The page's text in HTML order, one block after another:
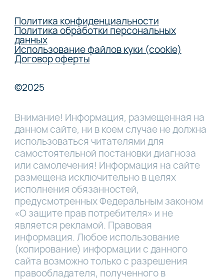
Политика конфиденциальности
Политика обработки персональных
данных
Использование файлов куки (cookie)
Договор оферты
©2025
Внимание! Информация, размещенная на
данном сайте, ни в коем случае не должна
использоваться читателями для
самостоятельной постановки диагноза
или самолечения! Информация на сайте
размещена исключительно в целях
исполнения обязанностей,
предусмотренных Федеральным законом
«О защите прав потребителя» и не
является рекламой. Правовая
информация. Любое использование
(копирование) информации с данного
сайта возможно только с разрешения
правообладателя, полученного в